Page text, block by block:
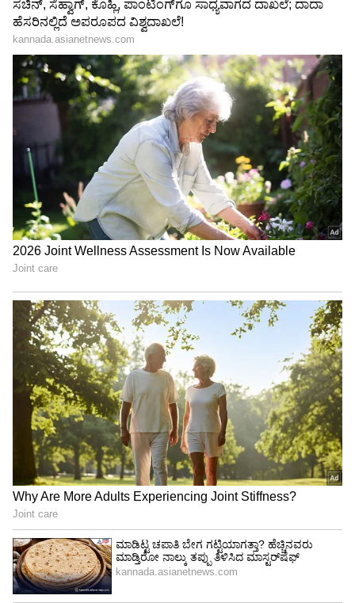
ಸ್ಥಿತಿಯಲ್ಲಿ (Ready-to-fly condition) ಭಾರತಕ್ಕೆ
ತಲುಪಿಸಲಾಗುತ್ತಿದೆ. ಉಳಿದ 40 ವಿಮಾನಗಳನ್ನು ತಾಂತ್ರಿಕ
ವರ್ಗಾವಣೆ ಅಡಿಯಲ್ಲಿ ಭಾರತದ ವಡೋದರಾ
ಕಾರ್ಖಾನೆಯಲ್ಲೇ ಸಂಪೂರ್ಣವಾಗಿ ಉತ್ಪಾದಿಸಲಾಗುತ್ತಿದೆ. ಈಗ
ಸಿದ್ಧವಾಗಿರುವುದು ಭಾರತದಲ್ಲೇ ನಿರ್ಮಾಣವಾದ ಈ
ಸರಣಿಯ ಮೊದಲ ವಿಮಾನವಾಗಿದೆ.
ಸಿ-295 ವಿಮಾನದ ತಾಂತ್ರಿಕ ವಿಶೇಷತೆಗಳು ಮತ್ತು
ಸಾಮರ್ಥ್ಯ: ಇದು ಮಧ್ಯಮ ಗಾತ್ರದ ಅತ್ಯಾಧುನಿಕ ಸಾರಿಗೆ
ಮತ್ತು ರಕ್ಷಣಾ ವಿಮಾನವಾಗಿದ್ದು, ಭಾರತೀಯ
ವಾಯುಪಡೆಯಲ್ಲಿ ದಶಕಗಳಿಂದ ಬಳಕೆಯಲ್ಲಿದ್ದ ಹಳೆಯ
‘ಅವ್ರೋ-748’ (Avro-748) ವಿಮಾನಗಳ ಬದಲಿಗೆ
ಕಾರ್ಯಾಚರಣೆಗೆ ಇಳಿಯಲಿದೆ.